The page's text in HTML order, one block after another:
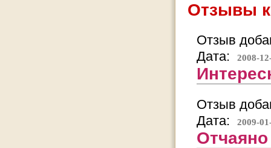
Отзывы
Отзыв
Дата:
2008-
Отзыв
Дата:
2009-